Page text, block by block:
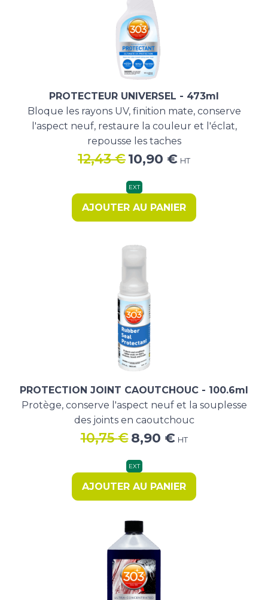
PROTECTEUR UNIVERSEL - 473ml
Bloque les rayons UV, finition mate, conserve
l'aspect neuf, restaure la couleur et l'éclat,
repousse les taches
12,43€ Le
initial
10,90 €Le
est :
10,90 €.
HT
EXT
AJOUTER AU PANIER
PROTECTION JOINT CAOUTCHOUC - 100.6ml
Protège, conserve l'aspect neuf et la souplesse
des joints en caoutchouc
10,75€ Le
initial
8,90 €Le
8,90 €.
HT
EXT
AJOUTER AU PANIER